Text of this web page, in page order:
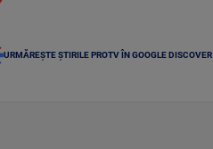
URMĂREȘTE ȘTIRILE PROTV ÎN GOOGLE DISCOVER